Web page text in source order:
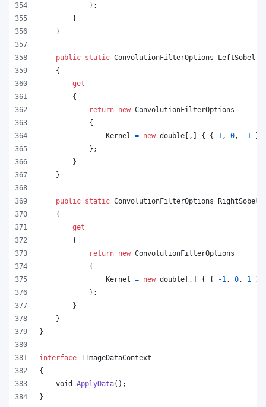
} ;
}
}
public static ConvolutionFilterOptions
LeftSobel
{
get
{
return new ConvolutionFilterOptions
{
Kernel
= new double [ , ] { { 1 , 0 , -1 }
} ;
}
}
public static ConvolutionFilterOptions RightSobel
{
get
{
return new ConvolutionFilterOptions
{
Kernel
= new double [ , ] { { -1 , 0 , 1 }
} ;
}
}
}
interface IImageDataContext
{
void
ApplyData( ) ;
}